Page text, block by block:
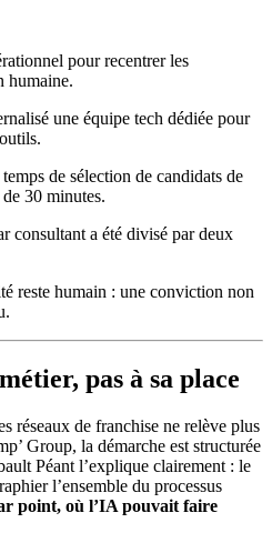
pour recentrer les
humaine.
une équipe tech dédiée pour
de sélection de candidats de
30 minutes.
consultant a été divisé par deux
reste humain : une conviction non
pas à sa place
réseaux de franchise ne relève plus
Group, la démarche est structurée
Péant l’explique clairement : le
l’ensemble du processus
point, où l’IA pouvait faire